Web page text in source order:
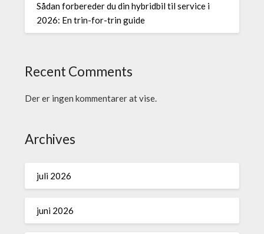
Sådan forbereder du din hybridbil til service i
2026: En trin-for-trin guide
Recent Comments
Der er ingen kommentarer at vise.
Archives
juli 2026
juni 2026